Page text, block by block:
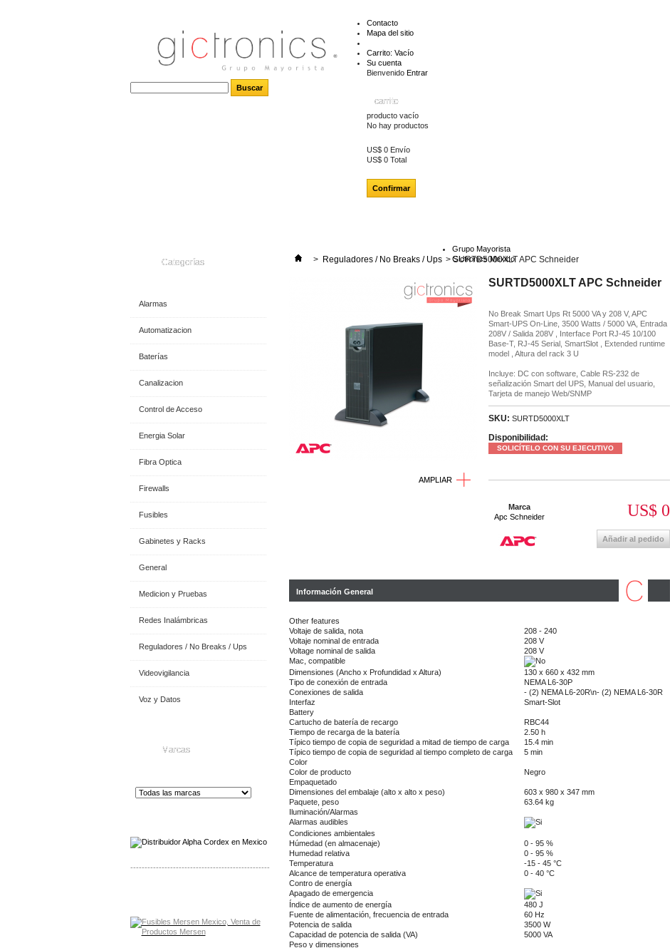
Contacto
Mapa del sitio
Carrito: Vacío
Su cuenta
Bienvenido Entrar
carrito
producto vacío
No hay productos
US$ 0 Envío
US$ 0 Total
Confirmar
Grupo Mayorista
Gictronics Mexico
Categorías
Alarmas
Automatizacion
Baterías
Canalizacion
Control de Acceso
Energia Solar
Fibra Optica
Firewalls
Fusibles
Gabinetes y Racks
General
Medicion y Pruebas
Redes Inalámbricas
Reguladores / No Breaks / Ups
Videovigilancia
Voz y Datos
Marcas
-------------------------------------------------
> Reguladores / No Breaks / Ups > SURTD5000XLT APC Schneider
AMPLIAR
SURTD5000XLT APC Schneider
No Break Smart Ups Rt 5000 VA y 208 V, APC
Smart-UPS On-Line, 3500 Watts / 5000 VA, Entrada
208V / Salida 208V , Interface Port RJ-45 10/100
Base-T, RJ-45 Serial, SmartSlot , Extended runtime
model , Altura del rack 3 U
Incluye: DC con software, Cable RS-232 de
señalización Smart del UPS, Manual del usuario,
Tarjeta de manejo Web/SNMP
SKU: SURTD5000XLT
Disponibilidad:
SOLICÍTELO CON SU EJECUTIVO
US$ 0
Añadir al pedido
Marca
Apc Schneider
Información General
Other features
Voltaje de salida, nota
208 - 240
Voltaje nominal de entrada
208 V
Voltage nominal de salida
208 V
Mac, compatible
Dimensiones (Ancho x Profundidad x Altura)
130 x 660 x 432 mm
Tipo de conexión de entrada
NEMA L6-30P
Conexiones de salida
- (2) NEMA L6-20R\n- (2) NEMA L6-30R
Interfaz
Smart-Slot
Battery
Cartucho de batería de recargo
RBC44
Tiempo de recarga de la batería
2.50 h
Típico tiempo de copia de seguridad a mitad de tiempo de carga
15.4 min
Típico tiempo de copia de seguridad al tiempo completo de carga
5 min
Color
Color de producto
Negro
Empaquetado
Dimensiones del embalaje (alto x alto x peso)
603 x 980 x 347 mm
Paquete, peso
63.64 kg
Iluminación/Alarmas
Alarmas audibles
Condiciones ambientales
Húmedad (en almacenaje)
0 - 95 %
Humedad relativa
0 - 95 %
Temperatura
-15 - 45 °C
Alcance de temperatura operativa
0 - 40 °C
Contro de energía
Apagado de emergencia
Índice de aumento de energía
480 J
Fuente de alimentación, frecuencia de entrada
60 Hz
Potencia de salida
3500 W
Capacidad de potencia de salida (VA)
5000 VA
Peso y dimensiones